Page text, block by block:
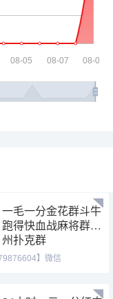
一毛一分金花群斗牛
跑得快血战麻将群德
州扑克群
】微信
】 跑得快群亲友圈